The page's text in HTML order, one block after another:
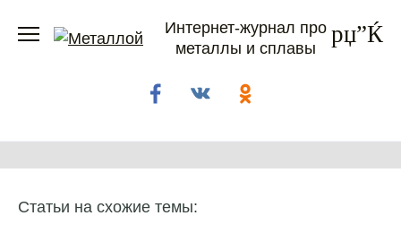
Интернет-журнал про
металлы и сплавы
Статьи на схожие темы: